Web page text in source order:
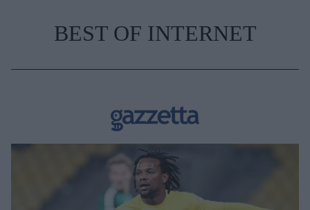
BEST OF INTERNET